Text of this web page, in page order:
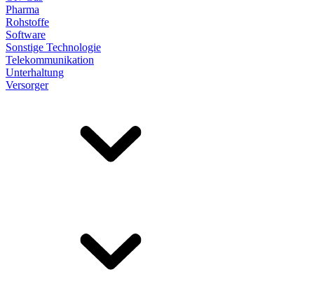
Pharma
Rohstoffe
Software
Sonstige Technologie
Telekommunikation
Unterhaltung
Versorger